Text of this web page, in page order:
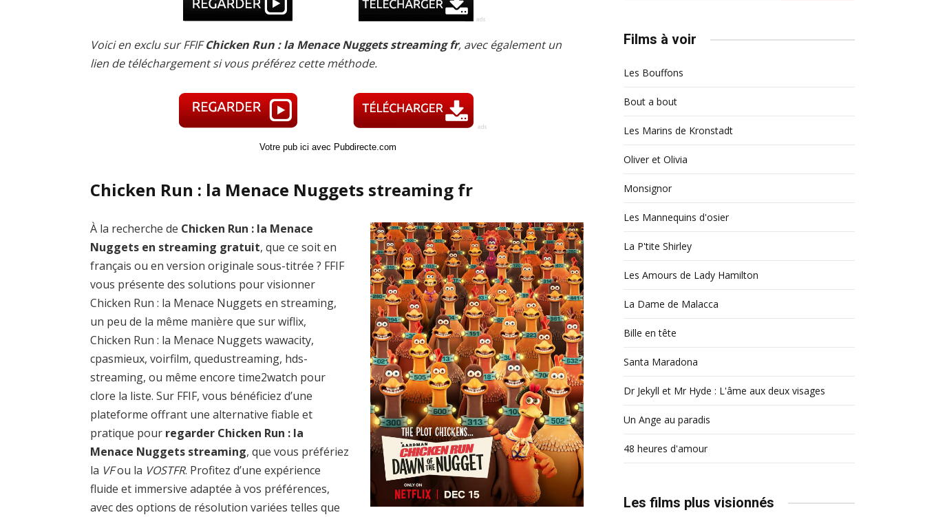
Voici en exclu sur FFIFChicken Run : la Menace Nuggets streaming fr, avec également un
lien de téléchargement si vous préférez cette méthode.
Votre pub ici avec Pubdirecte.com
Chicken Run : la Menace Nuggets streaming fr
À la recherche de Chicken Run : la Menace
Nuggets en streaming gratuit, que ce soit en
français ou en version originale sous-titrée ? FFIF
vous présente des solutions pour visionner
Chicken Run : la Menace Nuggets en streaming,
un peu de la même manière que sur wiflix,
Chicken Run : la Menace Nuggets wawacity,
cpasmieux, voirfilm, quedustreaming, hds-
streaming, ou même encore time2watch pour
clore la liste. Sur FFIF, vous bénéficiez d’une
plateforme offrant une alternative fiable et
pratique pour regarder Chicken Run : la
Menace Nuggets streaming, que vous préfériez
la VFou la VOSTFR. Profitez d’une expérience
fluide et immersive adaptée à vos préférences,
avec des options de résolution variées telles que
Films à voir
Les Bouffons
Bout a bout
Les Marins de Kronstadt
Oliver et Olivia
Monsignor
Les Mannequins d'osier
La P'tite Shirley
Les Amours de Lady Hamilton
La Dame de Malacca
Bille en tête
Santa Maradona
Dr Jekyll et Mr Hyde : L'âme aux deux visages
Un Ange au paradis
48 heures d'amour
Les films plus visionnés